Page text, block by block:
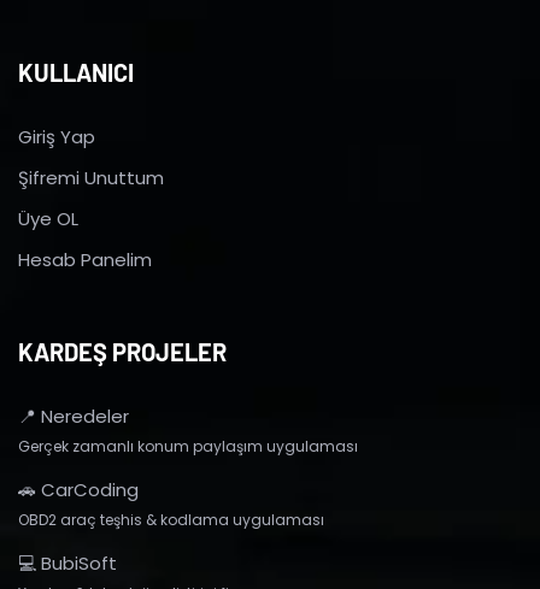
KULLANICI
Giriş Yap
Şifremi Unuttum
Üye OL
Hesab Panelim
KARDEŞ PROJELER
📍 Neredeler
Gerçek zamanlı konum paylaşım uygulaması
🚗 CarCoding
OBD2 araç teşhis & kodlama uygulaması
💻 BubiSoft